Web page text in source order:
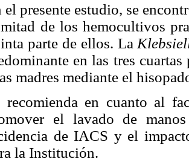
el presente estudio, se
de los hemocultivos
parte de ellos. La
en las tres
madres mediante el
recomienda en cuanto al
el lavado de
de IACS y el
la Institución.